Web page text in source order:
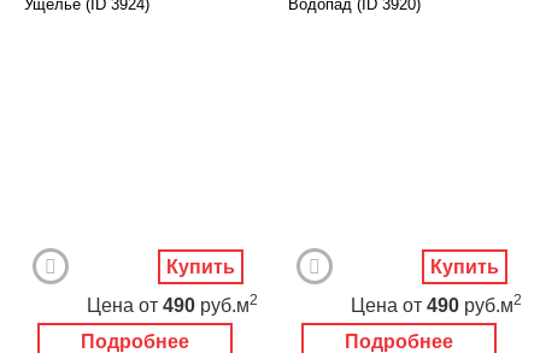
Ущелье (ID 3924)
Подробнее
Цена от 490 руб.м2
Купить
Водопад (ID 3920)
Подробнее
Цена от 490 руб.м2
Купить